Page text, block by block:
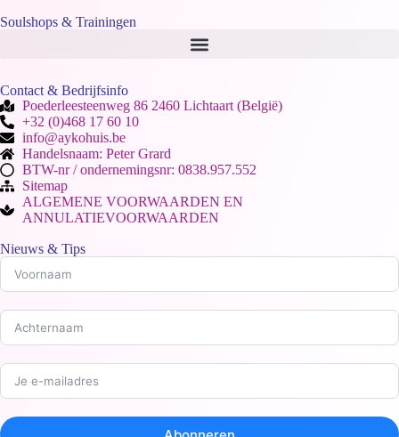
Soulshops & Trainingen
Contact & Bedrijfsinfo
Poederleesteenweg 86 2460 Lichtaart (België)
+32 (0)468 17 60 10
info@aykohuis.be
Handelsnaam: Peter Grard
BTW-nr / ondernemingsnr: 0838.957.552
Sitemap
ALGEMENE VOORWAARDEN EN
ANNULATIEVOORWAARDEN
Nieuws & Tips